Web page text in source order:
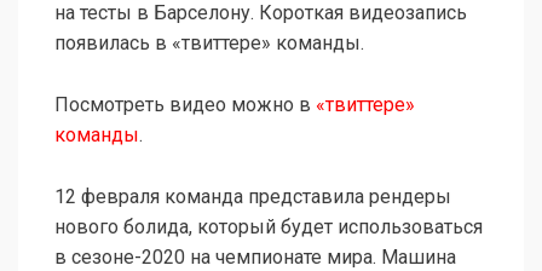
на тесты в Барселону. Короткая видеозапись
появилась в «твиттере» команды.
Посмотреть видео можно в «твиттере»
команды.
12 февраля команда представила рендеры
нового болида, который будет использоваться
в сезоне-2020 на чемпионате мира. Машина